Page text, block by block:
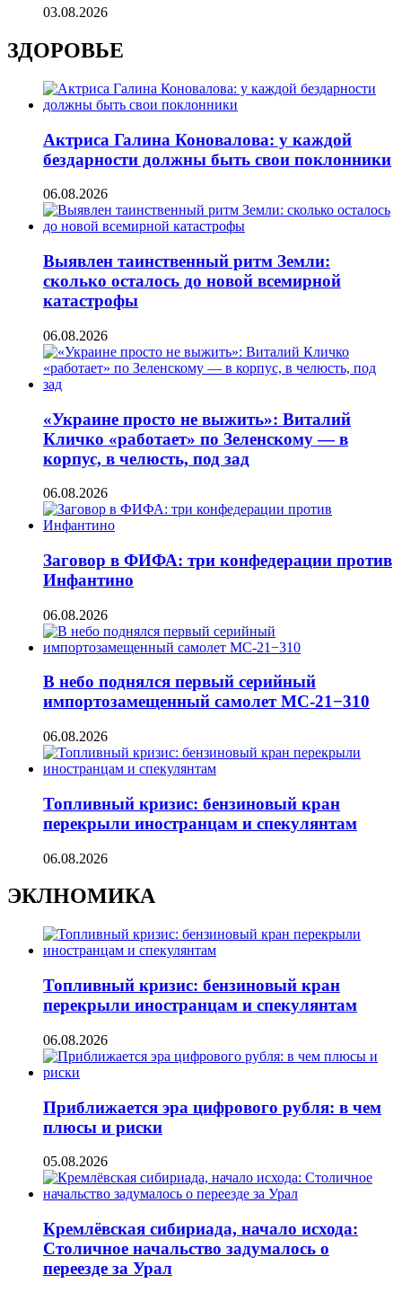
03.08.2026
ЗДОРОВЬЕ
Актриса Галина Коновалова: у каждой
бездарности должны быть свои поклонники
06.08.2026
Выявлен таинственный ритм Земли:
сколько осталось до новой всемирной
катастрофы
06.08.2026
«Украине просто не выжить»: Виталий
Кличко «работает» по Зеленскому — в
корпус, в челюсть, под зад
06.08.2026
Заговор в ФИФА: три конфедерации против
Инфантино
06.08.2026
В небо поднялся первый серийный
импортозамещенный самолет МС-21−310
06.08.2026
Топливный кризис: бензиновый кран
перекрыли иностранцам и спекулянтам
06.08.2026
ЭКЛНОМИКА
Топливный кризис: бензиновый кран
перекрыли иностранцам и спекулянтам
06.08.2026
Приближается эра цифрового рубля: в чем
плюсы и риски
05.08.2026
Кремлёвская сибириада, начало исхода:
Столичное начальство задумалось о
переезде за Урал